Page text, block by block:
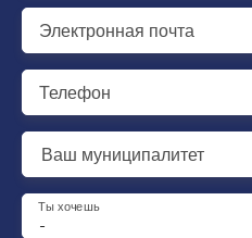
Электронная почта
Телефон
Ваш муниципалитет
-
Ты хочешь